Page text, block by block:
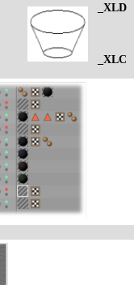
_XLD
_XLC